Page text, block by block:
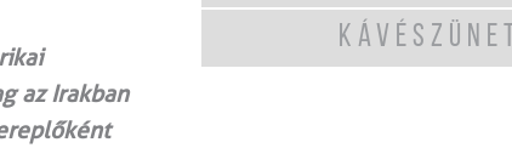
az Irakban
KÁVÉSZÜNET